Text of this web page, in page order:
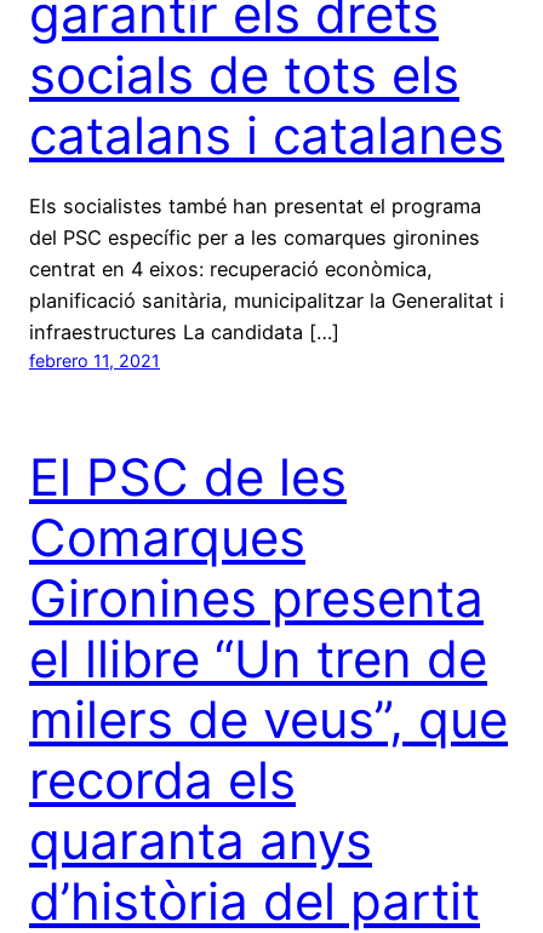
garantir els drets
socials de tots els
catalans i catalanes
Els socialistes també han presentat el programa
del PSC específic per a les comarques gironines
centrat en 4 eixos: recuperació econòmica,
planificació sanitària, municipalitzar la Generalitat i
infraestructures La candidata […]
febrero 11, 2021
El PSC de les
Comarques
Gironines presenta
el llibre “Un tren de
milers de veus”, que
recorda els
quaranta anys
d’història del partit